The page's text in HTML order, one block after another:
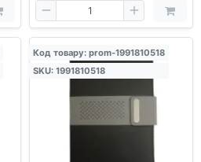
Код товару: prom-1991810518
SKU: 1991810518